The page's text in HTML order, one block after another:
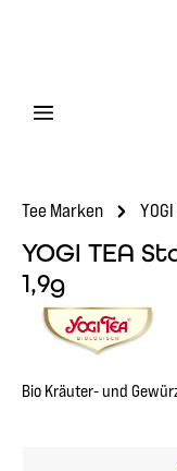
Tee Marken
YOGI TEA
1,9g
Bio Kräuter- und
Bildergalerie